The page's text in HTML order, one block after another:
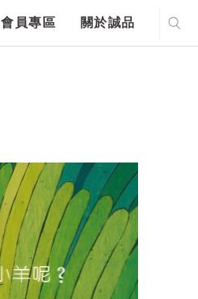
會員專區 關於誠品